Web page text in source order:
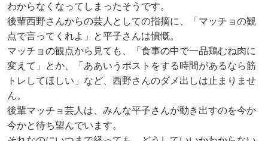
わからなくなってしまったそうです。
後輩西野さんからの芸人としての指摘に、「マッチョの観
点で言ってくれよ」と平子さんは憤慨。
マッチョの観点から見ても、「食事の中で一品鶏むね肉に
変えて」とか、「ああいうポストをする時間があるなら筋
トレしてほしい」など、西野さんのダメ出しは止まりませ
ん。
後輩マッチョ芸人は、みんな平子さんが動き出すのを今か
今かと待ち望んでいます。